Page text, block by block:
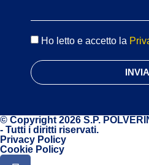
Ho letto e accetto la
INVIA
© Copyright 2026 S.P.
- Tutti i diritti riservati.
Privacy Policy
Cookie Policy